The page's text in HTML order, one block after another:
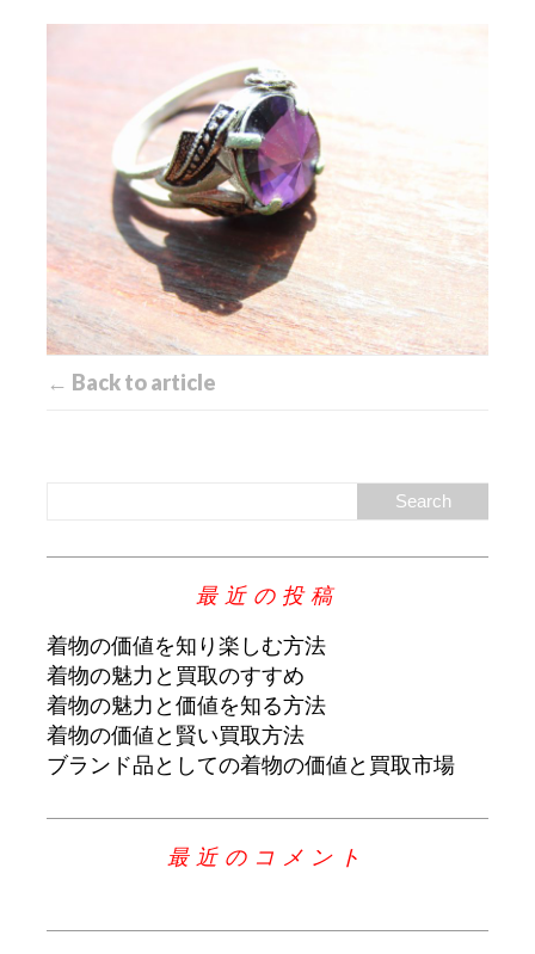
← Back to article
最近の投稿
着物の価値を知り楽しむ方法
着物の魅力と買取のすすめ
着物の魅力と価値を知る方法
着物の価値と賢い買取方法
ブランド品としての着物の価値と買取市場
最近のコメント